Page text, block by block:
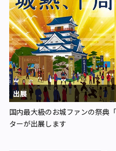
出展
国内最大級のお城ファンの祭典
ターが出展します